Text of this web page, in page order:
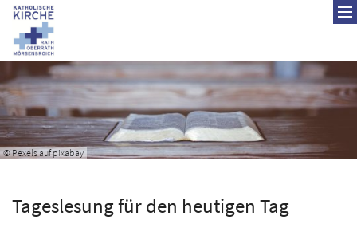
© Pexels auf pixabay
Tageslesung für den heutigen Tag